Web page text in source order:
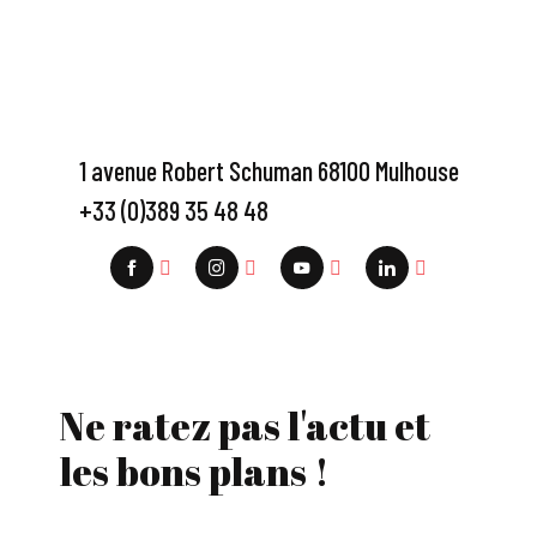
1 avenue Robert Schuman 68100 Mulhouse
+33 (0)389 35 48 48
Ne ratez pas l'actu et
les bons plans !